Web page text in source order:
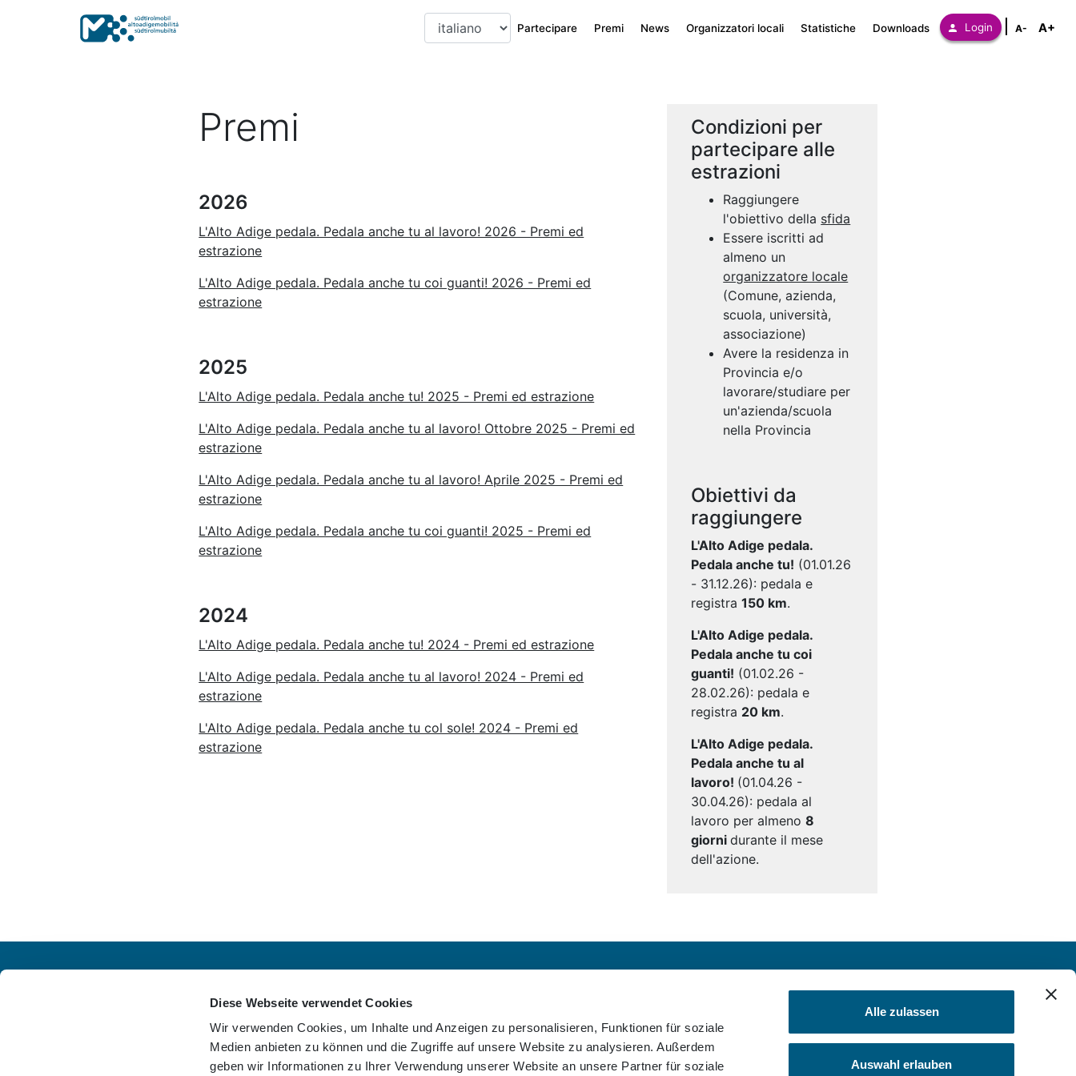
Diese Webseite verwendet Cookies
Wir verwenden Cookies, um Inhalte und Anzeigen zu personalisieren, Funktionen für soziale
Medien anbieten zu können und die Zugriffe auf unsere Website zu analysieren. Außerdem
geben wir Informationen zu Ihrer Verwendung unserer Website an unsere Partner für soziale
Alle zulassen
Auswahl erlauben
Partecipare Premi News Organizzatori locali Statistiche Downloads Login A- A+
Premi
2026
L'Alto Adige pedala. Pedala anche tu al lavoro! 2026 - Premi ed
estrazione
L'Alto Adige pedala. Pedala anche tu coi guanti! 2026 - Premi ed
estrazione
2025
L'Alto Adige pedala. Pedala anche tu! 2025 - Premi ed estrazione
L'Alto Adige pedala. Pedala anche tu al lavoro! Ottobre 2025 - Premi ed
estrazione
L'Alto Adige pedala. Pedala anche tu al lavoro! Aprile 2025 - Premi ed
estrazione
L'Alto Adige pedala. Pedala anche tu coi guanti! 2025 - Premi ed
estrazione
2024
L'Alto Adige pedala. Pedala anche tu! 2024 - Premi ed estrazione
L'Alto Adige pedala. Pedala anche tu al lavoro! 2024 - Premi ed
estrazione
L'Alto Adige pedala. Pedala anche tu col sole! 2024 - Premi ed
estrazione
Condizioni per
partecipare alle
estrazioni
Raggiungere
l'obiettivo della sfida
Essere iscritti ad
almeno un
organizzatore locale
(Comune, azienda,
scuola, università,
associazione)
Avere la residenza in
Provincia e/o
lavorare/studiare per
un'azienda/scuola
nella Provincia
Obiettivi da
raggiungere
L'Alto Adige pedala.
Pedala anche tu! (01.01.26
- 31.12.26): pedala e
registra150 km.
L'Alto Adige pedala.
Pedala anche tu coi
guanti! (01.02.26 -
28.02.26): pedala e
registra 20 km.
L'Alto Adige pedala.
Pedala anche tu al
lavoro! (01.04.26 -
30.04.26): pedala al
lavoro per almeno8
giornidurante il mese
dell'azione.
FAQ
Statistiche
Downloads